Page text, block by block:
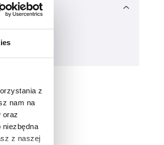
z
nam na
oraz
niezbędna
z naszej
z maścią.